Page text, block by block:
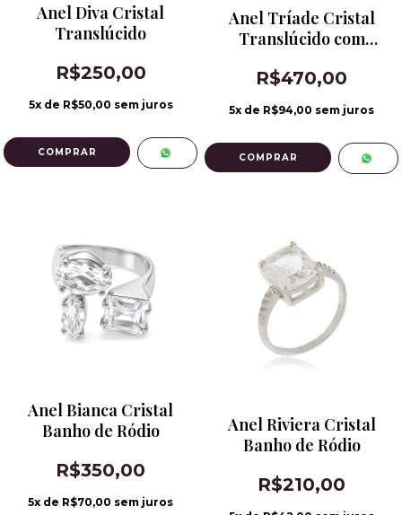
Anel Diva Cristal
Translúcido
R$250,00
5x de R$50,00 sem juros
COMPRAR
Anel Tríade Cristal
Translúcido com
R$470,00
5x de R$94,00 sem juros
COMPRAR
Anel Bianca Cristal
Banho de Ródio
R$350,00
5x de R$70,00 sem juros
Anel Riviera Cristal
Banho de Ródio
R$210,00